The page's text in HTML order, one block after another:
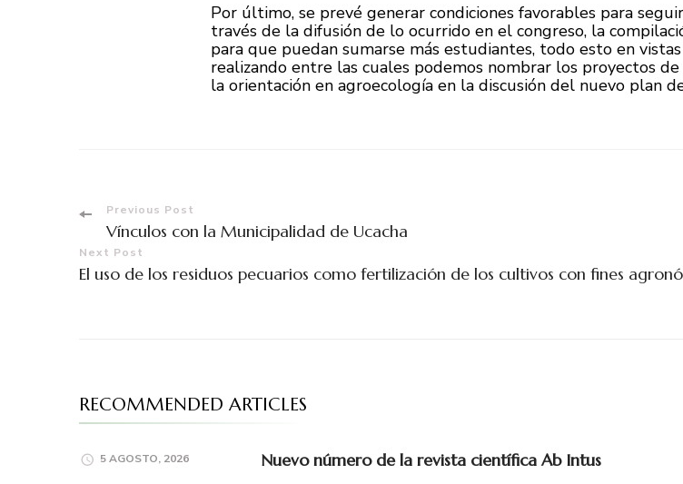
Por último, se prevé generar condiciones favorables para
través de la difusión de lo ocurrido en el congreso, la
para que puedan sumarse más estudiantes, todo esto en
realizando entre las cuales podemos nombrar los proyectos
la orientación en agroecología en la discusión del nuevo plan
Previous Post
Vínculos con la Municipalidad de Ucacha
Next Post
El uso de los residuos pecuarios como fertilización de los cultivos con fines
RECOMMENDED ARTICLES
5 AGOSTO, 2026 Nuevo número de la revista científica Ab Intus